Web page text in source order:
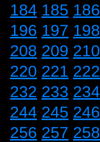
184 185 186
196 197 198
208 209 210
220 221 222
232 233 234
244 245 246
256 257 258